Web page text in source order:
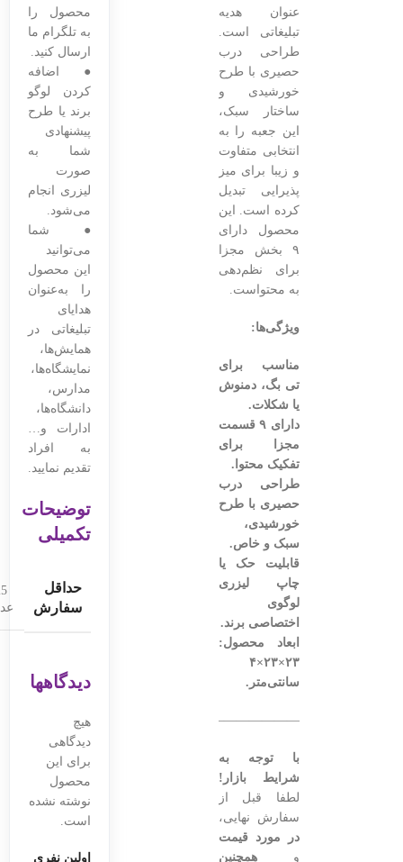
عنوان هدیه
تبلیغاتی است.
طراحی درب
حصیری با طرح
خورشیدی و
ساختار سبک،
این جعبه را به
انتخابی متفاوت
و زیبا برای میز
پذیرایی تبدیل
کرده است. این
محصول دارای
۹ بخش مجزا
برای نظم‌دهی
به محتواست.
ویژگی‌ها:
مناسب برای
تی بگ، دمنوش
یا شکلات.
دارای ۹ قسمت
مجزا برای
تفکیک محتوا.
طراحی درب
حصیری با طرح
خورشیدی،
سبک و خاص.
قابلیت حک یا
چاپ لیزری
لوگوی
اختصاصی برند.
ابعاد محصول:
۲۳×۲۳×۴
سانتی‌متر.
———————————————–
با توجه به
شرایط بازار!
لطفا قبل از
سفارش نهایی،
در مورد قیمت
وهمچنین
محصول را
به تلگرام ما
ارسال کنید.
● اضافه
کردن لوگو
برند یا طرح
پیشنهادی
شما به
صورت
لیزری انجام
می‌شود.
● شما
می‌توانید
این محصول
را به‌عنوان
هدایای
تبلیغاتی در
همایش‌ها،
نمایشگاه‌ها،
مدارس،
دانشگاه‌ها،
ادارات و…
به افراد
تقدیم نمایید.
توضیحات
تکمیلی
حداقل
سفارش
دیدگاهها
هیچ
دیدگاهی
برای این
محصول
نوشته نشده
است.
اولین نفری